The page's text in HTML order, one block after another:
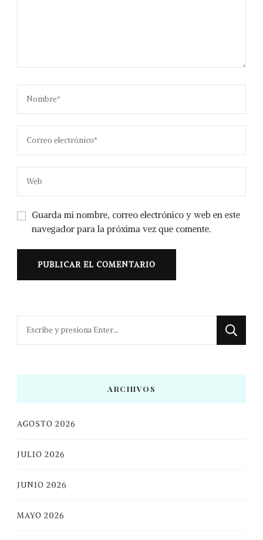
Guarda mi nombre, correo electrónico y web en este
navegador para la próxima vez que comente.
¿Buscas
ARCHIVOS
AGOSTO 2026
JULIO 2026
JUNIO 2026
MAYO 2026